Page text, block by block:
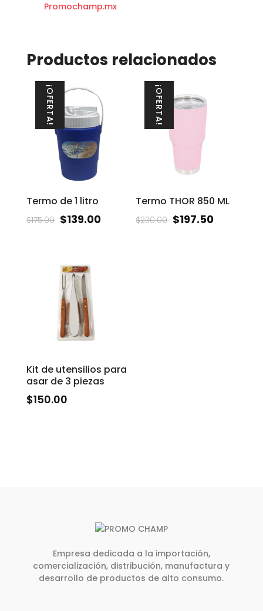
Promochamp.mx
Productos relacionados
¡OFERTA!
Termo de 1 litro
$175.00 $139.00
¡OFERTA!
Termo THOR 850 ML
$230.00 $197.50
Kit de utensilios para
asar de 3 piezas
$150.00
Empresa dedicada a la importación,
comercialización, distribución, manufactura y
desarrollo de productos de alto consumo.